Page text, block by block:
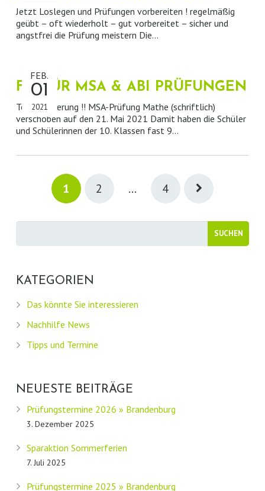
Jetzt Loslegen und Prüfungen vorbereiten ! regelmäßig
geübt – oft wiederholt – gut vorbereitet – sicher und
angstfrei die Prüfung meistern Die…
FIT FÜR MSA & ABI PRÜFUNGEN
FEB.
01
2021
Terminänderung !! MSA-Prüfung Mathe (schriftlich)
verschoben auf den 21. Mai 2021 Damit haben die Schüler
und Schülerinnen der 10. Klassen fast 9…
1 2 … 4
KATEGORIEN
Das könnte Sie interessieren
Nachhilfe News
Tipps und Termine
NEUESTE BEITRÄGE
Prüfungstermine 2026 » Brandenburg
3. Dezember 2025
Sparaktion Sommerferien
7. Juli 2025
Prüfungstermine 2025 » Brandenburg